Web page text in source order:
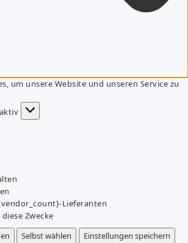
um unsere Website und unseren Service zu
Lieferanten
Zwecke
Selbst wählen
Einstellungen speichern